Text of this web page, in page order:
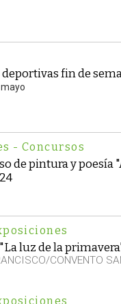
fin de
- Concursos
de pintura y poesía
luz de la
CONVENTO